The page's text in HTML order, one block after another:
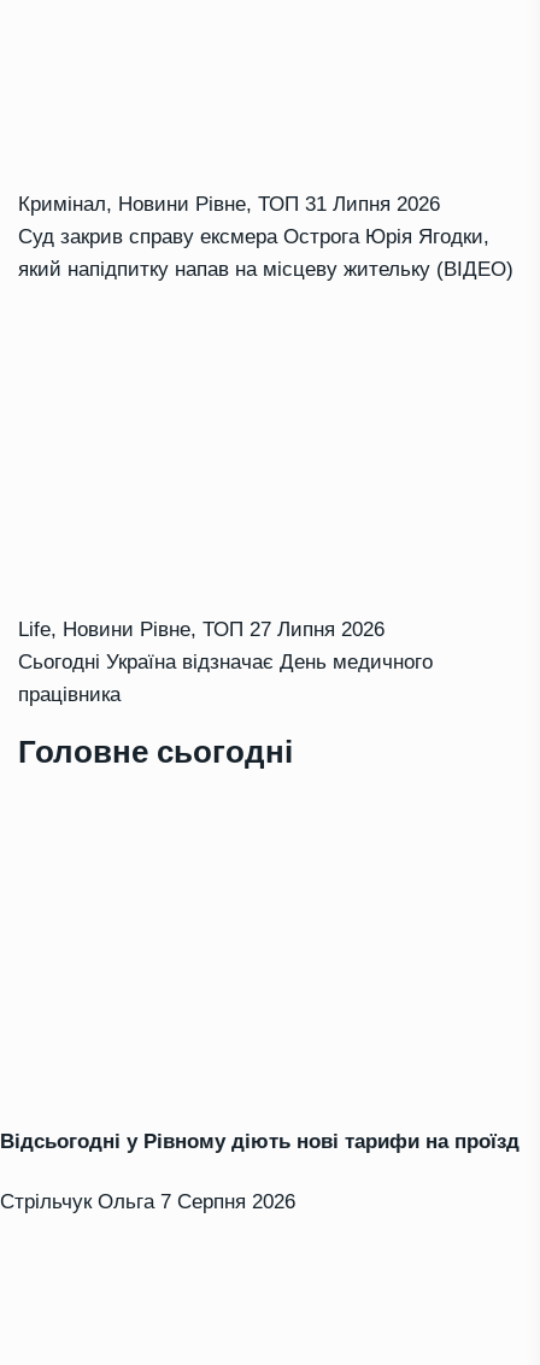
Кримінал, Новини Рівне, ТОП 31 Липня 2026
Суд закрив справу ексмера Острога Юрія Ягодки,
який напідпитку напав на місцеву жительку (ВІДЕО)
Life, Новини Рівне, ТОП 27 Липня 2026
Сьогодні Україна відзначає День медичного
працівника
Головне сьогодні
Відсьогодні у Рівному діють нові тарифи на проїзд
Стрільчук Ольга 7 Серпня 2026